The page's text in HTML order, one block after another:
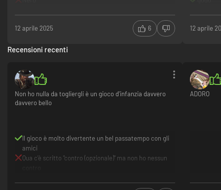
minatore, astronauta e ninja. Scegli la testa, il corpo e le gambe, esprimi
la tua creatività con i colori!
12 aprile 2025 6 12 aprile
Recensioni recenti
Non ho nulla da togliergli è un gioco d'infanzia davvero
davvero bello
Il gioco è molto divertente un bel passatempo con gli
amici
Qua c'è scritto "contro (opzionale)" ma non ho nessun
ADORO